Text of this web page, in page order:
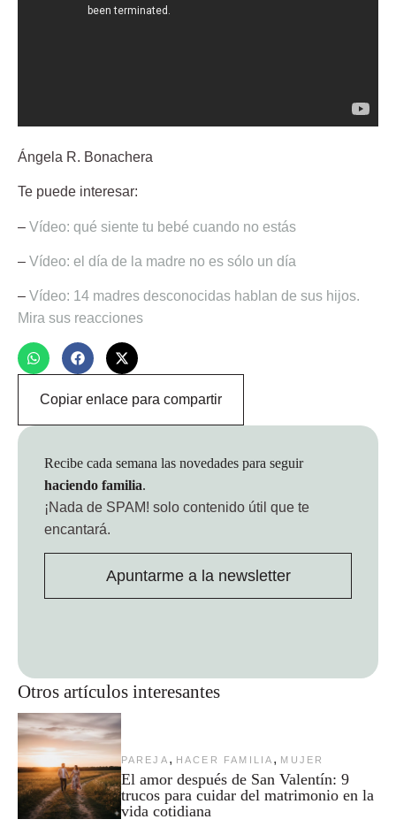
Ángela R. Bonachera
Te puede interesar:
– Vídeo: qué siente tu bebé cuando no estás
– Vídeo: el día de la madre no es sólo un día
– Vídeo: 14 madres desconocidas hablan de sus hijos.
Mira sus reacciones
Copiar enlace para compartir
Otros artículos interesantes
PAREJA , HACER FAMILIA , MUJER
El amor después de San Valentín: 9
trucos para cuidar del matrimonio en la
vida cotidiana
Recibe cada semana las novedades para seguir
haciendo familia.
¡Nada de SPAM! solo contenido útil que te
encantará.
Apuntarme a la newsletter